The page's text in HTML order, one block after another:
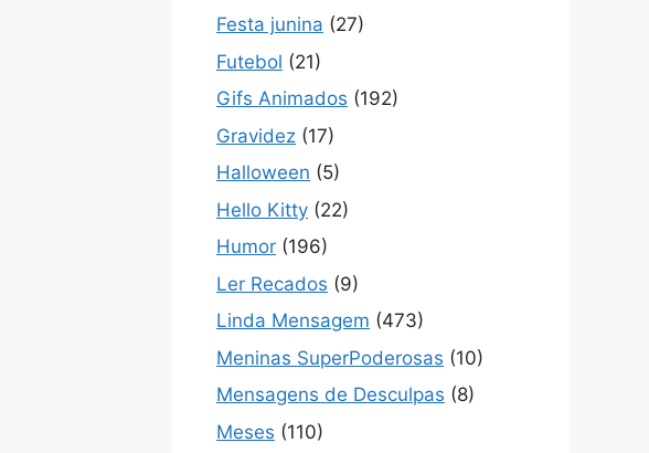
Festa junina (27)
Futebol (21)
Gifs Animados (192)
Gravidez (17)
Halloween (5)
Hello Kitty (22)
Humor (196)
Ler Recados (9)
Linda Mensagem (473)
Meninas SuperPoderosas (10)
Mensagens de Desculpas (8)
Meses (110)